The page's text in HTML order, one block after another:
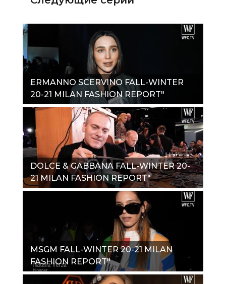
ERMANNO SCERVINO FALL-WINTER
20-21 MILAN FASHION REPORT"
DOLCE & GABBANA FALL-WINTER 20-
21 MILAN FASHION REPORT"
MSGM FALL-WINTER 20-21 MILAN
FASHION REPORT"